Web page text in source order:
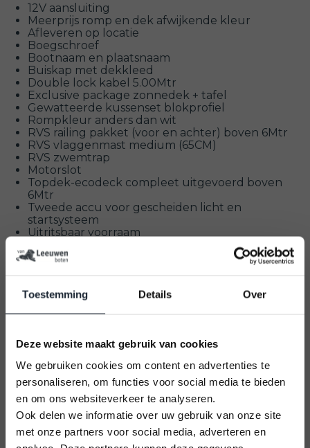
Toestemming Details Over
Deze website maakt gebruik van cookies
We gebruiken cookies om content en advertenties te
personaliseren, om functies voor social media te bieden
en om ons websiteverkeer te analyseren.
Ook delen we informatie over uw gebruik van onze site
met onze partners voor social media, adverteren en
U kunt alleen nog plekken reserveren op
12V aansluiting
Meerprijs romp en dek afwijkende kleur
Afleveren op locatie
Boegschroef
Bootnaam en plaatsnaam
Buiskap met dekkleed
Double lock kabel 5.00Mtr
Exclusive package zonnedek + tafel
Gewatteerde kussenset blokprofiel
Rompkleur anders dan wit
RVS railing pakket (voor en achter) boven 6Mtr
RVS vlaggenmast medium (65CM)
RVS zwemtrap
Motorslot
Topdek-ecodeck compleet uitgevoerd boven
6Mtr
Tweede accu voor gescheiden licht en
startsysteem
Uitritsbaar voorraam
Vaarklaar pakket in kleur Zwart
gewenst. Neem contact met ons op over deze
voorraad boot! Kom vrijblijvend langs in onze
showroom!
Deze boot is per direct te bezichtigen op onze
locatie.
Industrieweg 2D in Kesteren.
Met vriendelijke groet